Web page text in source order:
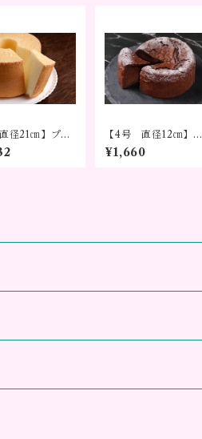
直径21㎝】プレ
ォンケーキ
ーションな
【4号 直径12㎝】焼
き菓子 ガトーショコ
ラ
¥1,660